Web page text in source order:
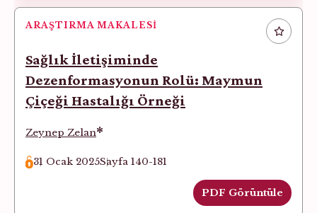
ARAŞTIRMA MAKALESI
Sağlık İletişiminde
Dezenformasyonun Rolü: Maymun
Çiçeği Hastalığı Örneği
Zeynep Zelan*
31 Ocak 2025Sayfa 140-181
PDF Görüntüle